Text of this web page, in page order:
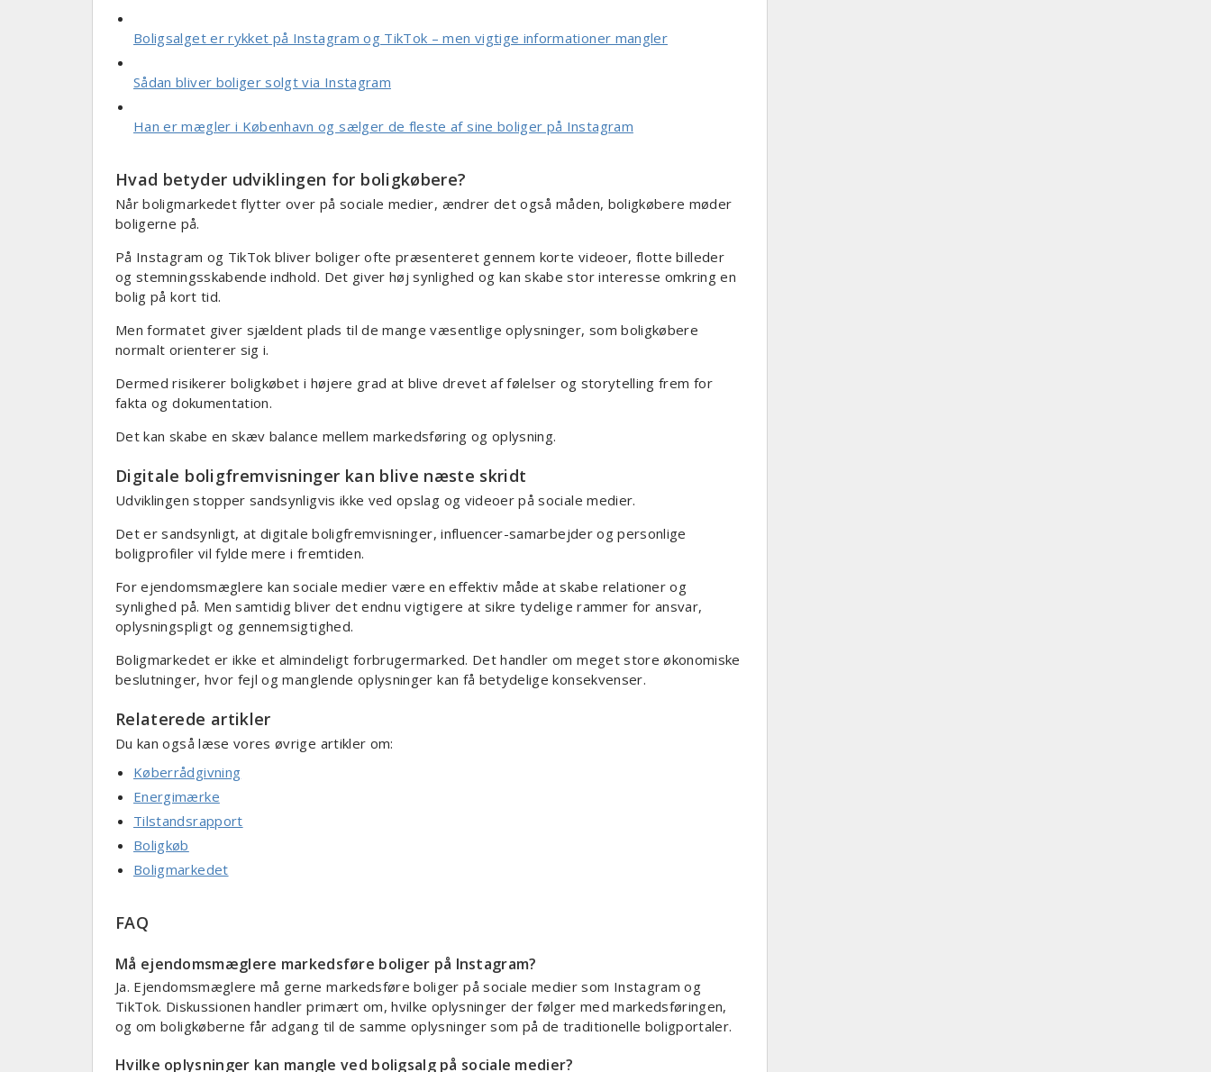
Boligsalget er rykket på Instagram og TikTok – men vigtige informationer mangler
Sådan bliver boliger solgt via Instagram
Han er mægler i København og sælger de fleste af sine boliger på Instagram
Hvad betyder udviklingen for boligkøbere?
Når boligmarkedet flytter over på sociale medier, ændrer det også måden, boligkøbere møder
boligerne på.
På Instagram og TikTok bliver boliger ofte præsenteret gennem korte videoer, flotte billeder
og stemningsskabende indhold. Det giver høj synlighed og kan skabe stor interesse omkring en
bolig på kort tid.
Men formatet giver sjældent plads til de mange væsentlige oplysninger, som boligkøbere
normalt orienterer sig i.
Dermed risikerer boligkøbet i højere grad at blive drevet af følelser og storytelling frem for
fakta og dokumentation.
Det kan skabe en skæv balance mellem markedsføring og oplysning.
Digitale boligfremvisninger kan blive næste skridt
Udviklingen stopper sandsynligvis ikke ved opslag og videoer på sociale medier.
Det er sandsynligt, at digitale boligfremvisninger, influencer-samarbejder og personlige
boligprofiler vil fylde mere i fremtiden.
For ejendomsmæglere kan sociale medier være en effektiv måde at skabe relationer og
synlighed på. Men samtidig bliver det endnu vigtigere at sikre tydelige rammer for ansvar,
oplysningspligt og gennemsigtighed.
Boligmarkedet er ikke et almindeligt forbrugermarked. Det handler om meget store økonomiske
beslutninger, hvor fejl og manglende oplysninger kan få betydelige konsekvenser.
Relaterede artikler
Du kan også læse vores øvrige artikler om:
Køberrådgivning
Energimærke
Tilstandsrapport
Boligkøb
Boligmarkedet
FAQ
Må ejendomsmæglere markedsføre boliger på Instagram?
Ja. Ejendomsmæglere må gerne markedsføre boliger på sociale medier som Instagram og
TikTok. Diskussionen handler primært om, hvilke oplysninger der følger med markedsføringen,
og om boligkøberne får adgang til de samme oplysninger som på de traditionelle boligportaler.
Hvilke oplysninger kan mangle ved boligsalg på sociale medier?